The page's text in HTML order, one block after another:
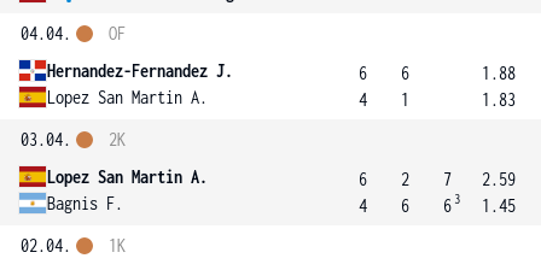
04.04.
Hernandez-Fernandez J.
Lopez San Martin A.
OF
6
4
6
1
1.88
1.83
03.04.
Lopez San Martin A.
Bagnis F.
2K
6
4
2
6
7
6 3
2.59
1.45
02.04.
1K